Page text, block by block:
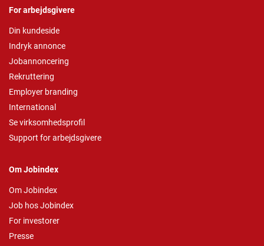
For arbejdsgivere
Din kundeside
Indryk annonce
Jobannoncering
Rekruttering
Employer branding
International
Se virksomhedsprofil
Support for arbejdsgivere
Om Jobindex
Om Jobindex
Job hos Jobindex
For investorer
Presse